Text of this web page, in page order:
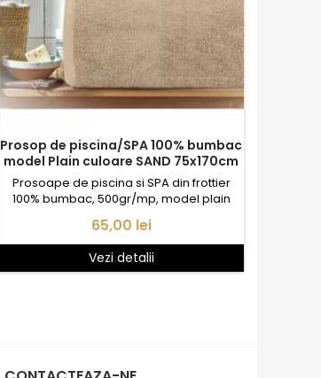
Prosop de piscina/SPA 100% bumbac
model Plain culoare SAND 75x170cm
Prosoape de piscina si SPA din frottier
100% bumbac, 500gr/mp, model plain
culoare Bej nisipiu..
Pret
65,00 lei
Vezi detalii